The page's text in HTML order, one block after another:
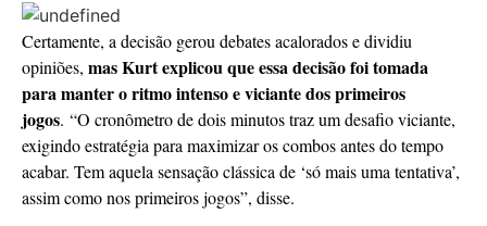
Certamente, a decisão gerou debates acalorados e dividiu
opiniões, mas Kurt explicou que essa decisão foi tomada
para manter o ritmo intenso e viciante dos primeiros
jogos. “O cronômetro de dois minutos traz um desafio viciante,
exigindo estratégia para maximizar os combos antes do tempo
acabar. Tem aquela sensação clássica de ‘só mais uma tentativa’,
assim como nos primeiros jogos”, disse.